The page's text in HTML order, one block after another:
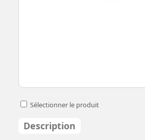
Sélectionner le produit
Description